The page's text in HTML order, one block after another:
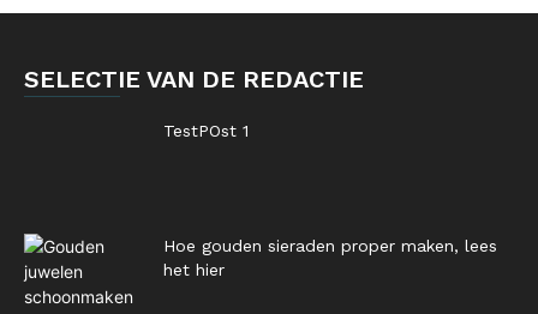
SELECTIE VAN DE REDACTIE
TestPOst 1
Hoe gouden sieraden proper maken, lees
het hier